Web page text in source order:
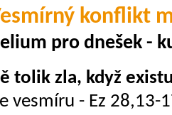
konflikt
pro dnešek -
tolik zla, když
vesmíru - Ez 28,13-